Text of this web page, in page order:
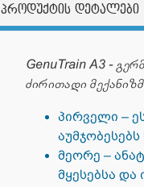
პროდუქტის დეტალები
GenuTrain A3 -
ძირითადი
პირველი –
მეორე –
მყესებსა